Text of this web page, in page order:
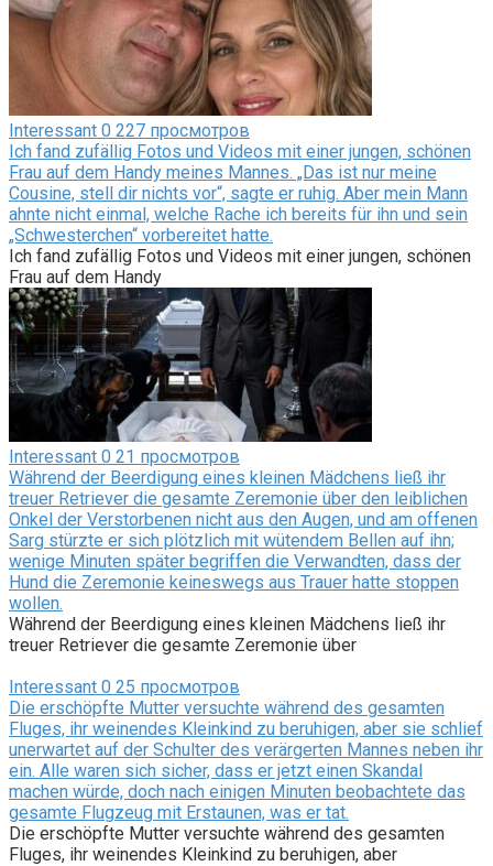
Interessant 0 227 просмотров
Ich fand zufällig Fotos und Videos mit einer jungen, schönen
Frau auf dem Handy meines Mannes. „Das ist nur meine
Cousine, stell dir nichts vor“, sagte er ruhig. Aber mein Mann
ahnte nicht einmal, welche Rache ich bereits für ihn und sein
„Schwesterchen“ vorbereitet hatte.
Ich fand zufällig Fotos und Videos mit einer jungen, schönen
Frau auf dem Handy
Interessant 0 21 просмотров
Während der Beerdigung eines kleinen Mädchens ließ ihr
treuer Retriever die gesamte Zeremonie über den leiblichen
Onkel der Verstorbenen nicht aus den Augen, und am offenen
Sarg stürzte er sich plötzlich mit wütendem Bellen auf ihn;
wenige Minuten später begriffen die Verwandten, dass der
Hund die Zeremonie keineswegs aus Trauer hatte stoppen
wollen.
Während der Beerdigung eines kleinen Mädchens ließ ihr
treuer Retriever die gesamte Zeremonie über
Interessant 0 25 просмотров
Die erschöpfte Mutter versuchte während des gesamten
Fluges, ihr weinendes Kleinkind zu beruhigen, aber sie schlief
unerwartet auf der Schulter des verärgerten Mannes neben ihr
ein. Alle waren sich sicher, dass er jetzt einen Skandal
machen würde, doch nach einigen Minuten beobachtete das
gesamte Flugzeug mit Erstaunen, was er tat.
Die erschöpfte Mutter versuchte während des gesamten
Fluges, ihr weinendes Kleinkind zu beruhigen, aber